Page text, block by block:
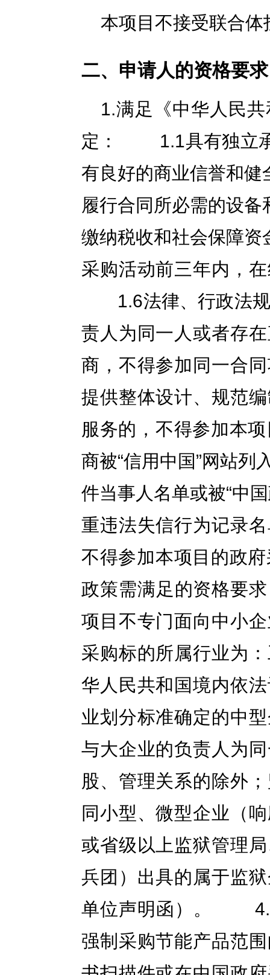
本项目不接受联合体
二、申请人的资格要求
1.满足《中华人民
定： 1.1具有独立
有良好的商业信誉和
履行合同所必需的设
缴纳税收和社会保障
采购活动前三年内，
1.6法律、行政法
责人为同一人或者存
商，不得参加同一合
提供整体设计、规范
服务的，不得参加
商被“信用中国”网站列
件当事人名单或被“中
重违法失信行为记录
不得参加本项目的
政策需满足的资格
项目不专门面向中小
采购标的所属行业为
华人民共和国境内依
业划分标准确定的中
与大企业的负责人为
股、管理关系的除外
同小型、微型企业（
或省级以上监狱管理
兵团）出具的属于监
单位声明函）。 4.2
强制采购节能产品范